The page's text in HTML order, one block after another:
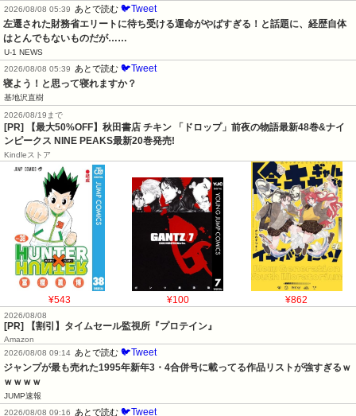
2026/08/08 05:39 あとで読む 🐦Tweet
左遷された財務省エリートに待ち受ける運命がやばすぎる！と話題に、経歴自体
はとんでもないものだが……
U-1 NEWS
2026/08/08 05:39
あとで読む 🐦Tweet
寝よう！と思って寝れますか？
基地沢直樹
2026/08/19まで
[PR] 【最大50%OFF】秋田書店 チキン 「ドロップ」前夜の物語最新48巻&ナイ
ンピークス NINE PEAKS最新20巻発売!
Kindleストア
¥543 ¥100 ¥862
2026/08/08
[PR] 【割引】タイムセール監視所『プロテイン』
Amazon
2026/08/08 09:14 あとで読む 🐦Tweet
ジャンプが最も売れた1995年新年3・4合併号に載ってる作品リストが強すぎるｗ
ｗｗｗｗ
JUMP速報
2026/08/08 09:16
あとで読む 🐦Tweet